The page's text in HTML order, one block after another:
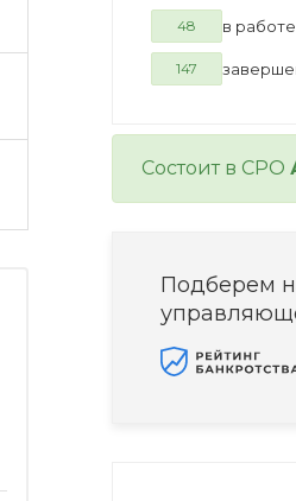
48 в работе
147
Состоит в СРО
Подберем